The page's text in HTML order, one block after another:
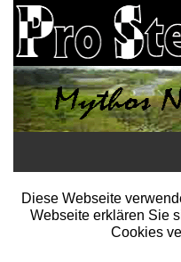
Startseite
Diese Webseite
Webseite erklären Sie
Cookies